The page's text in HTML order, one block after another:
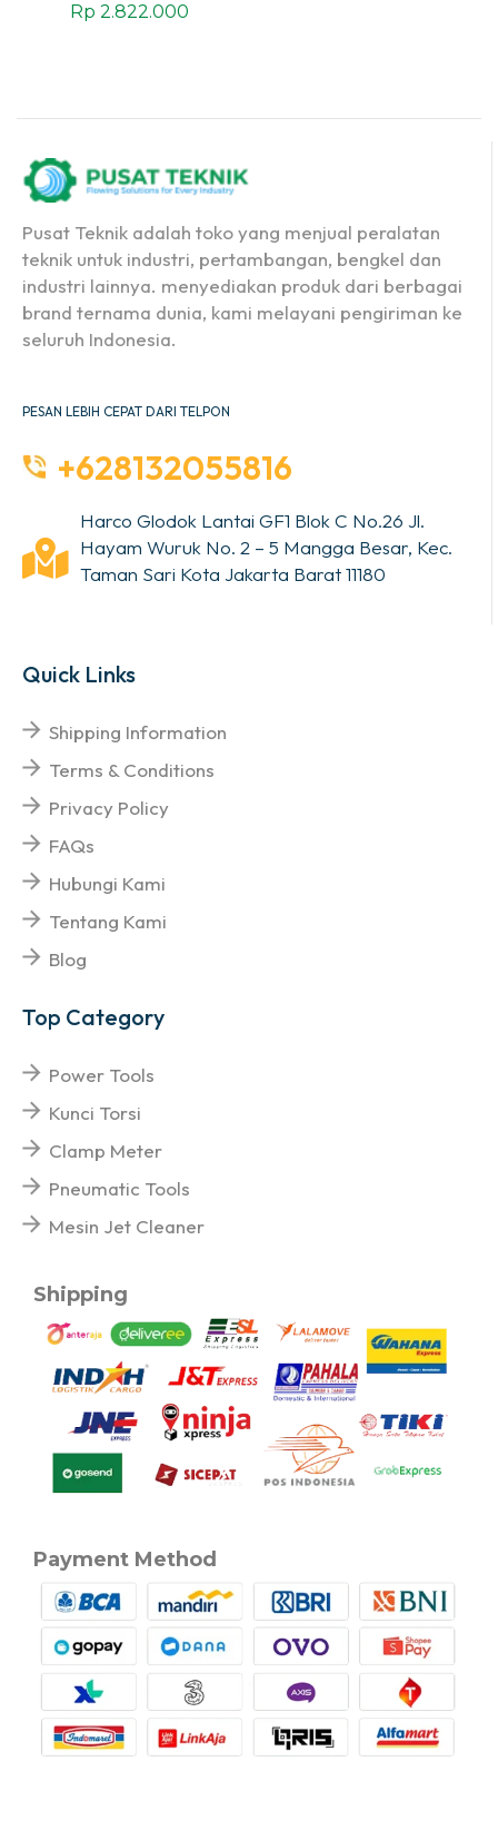
Rp 2.822.000
Pusat Teknik adalah toko yang menjual peralatan
teknik untuk industri, pertambangan, bengkel dan
industri lainnya. menyediakan produk dari berbagai
brand ternama dunia, kami melayani pengiriman ke
seluruh Indonesia.
PESAN LEBIH CEPAT DARI TELPON
+628132055816
Harco Glodok Lantai GF1 Blok C No.26 Jl.
Hayam Wuruk No. 2 – 5 Mangga Besar, Kec.
Taman Sari Kota Jakarta Barat 11180
Quick Links
Shipping Information
Terms & Conditions
Privacy Policy
FAQs
Hubungi Kami
Tentang Kami
Blog
Top Category
Power Tools
Kunci Torsi
Clamp Meter
Pneumatic Tools
Mesin Jet Cleaner
Shipping
Payment Method